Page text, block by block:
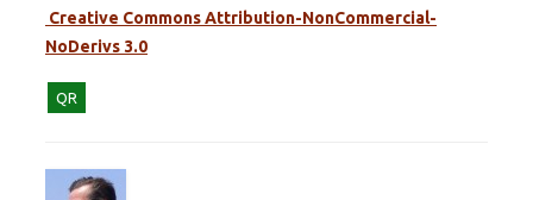
Creative Commons Attribution-NonCommercial-
NoDerivs 3.0
QR